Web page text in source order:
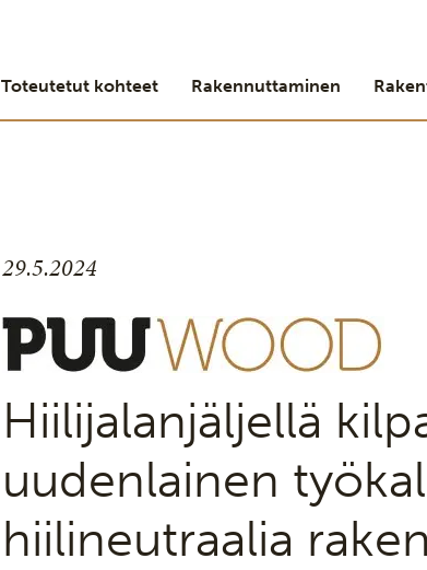
Toteutetut kohteet Rakennuttaminen
29.5.2024
Hiilijalanjäljellä
uudenlainen
hiilineutraalia